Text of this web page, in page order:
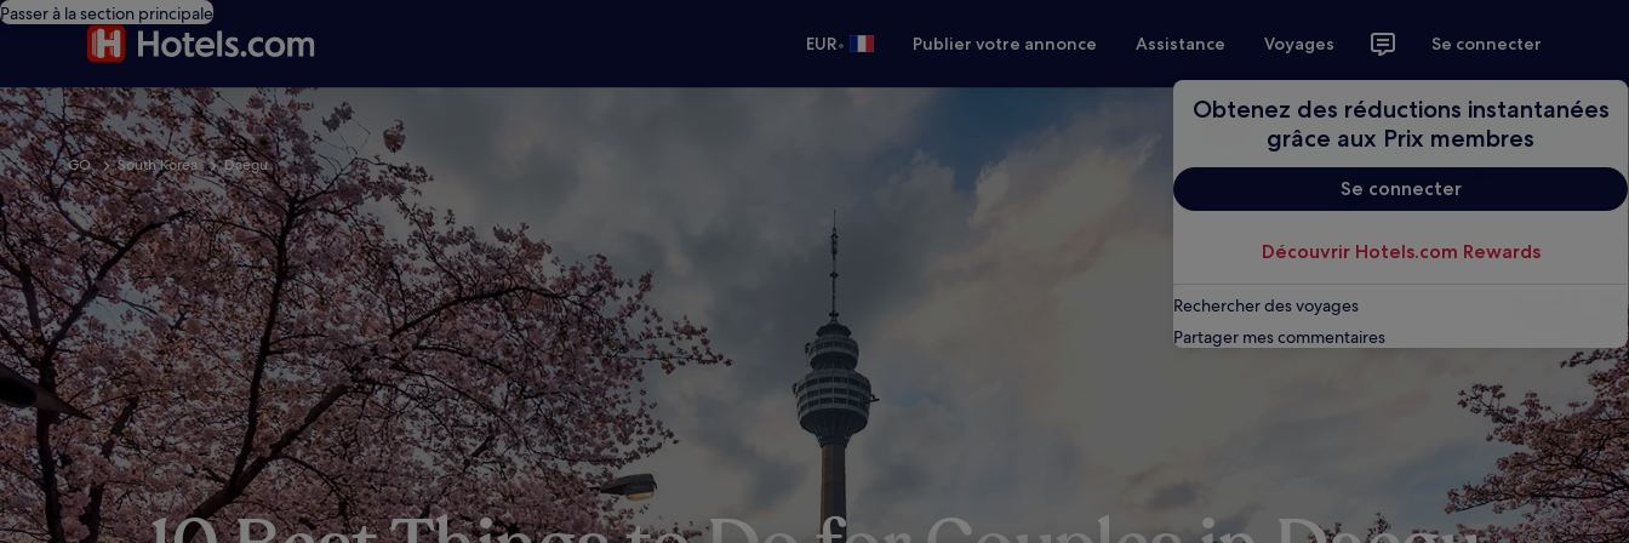
Passer à la section principale
EUR• Publier votre annonce Assistance Voyages Se connecter
Obtenez des réductions instantanées
grâce aux Prix membres
Se connecter
Découvrir Hotels.com Rewards
Rechercher des voyages
Partager mes commentaires
GO South Korea Daegu